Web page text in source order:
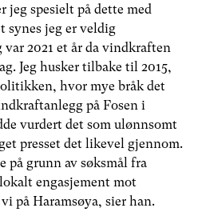
jeg spesielt på dette med
synes jeg er veldig
var 2021 et år da vindkraften
Jeg husker tilbake til 2015,
hvor mye bråk det
på Fosen i
vurdert det som ulønnsomt
presset det likevel gjennom.
på grunn av søksmål fra
engasjement mot
på Haramsøya, sier han.